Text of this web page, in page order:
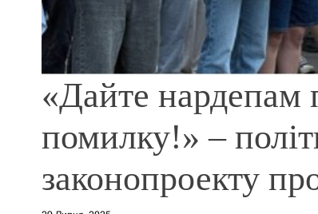
«Дайте нардепам
помилку!» –
законопроекту